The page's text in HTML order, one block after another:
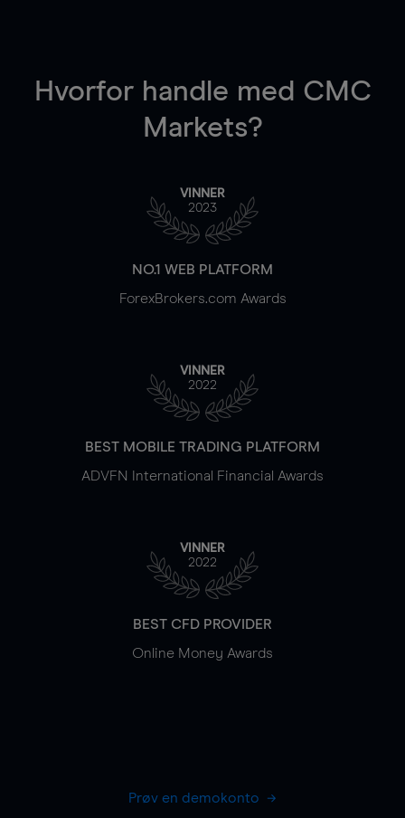
Hvorfor handle med CMC
Markets?
VINNER
2023
NO.1 WEB PLATFORM
ForexBrokers.com Awards
VINNER
2022
BEST MOBILE TRADING PLATFORM
ADVFN International Financial Awards
VINNER
2022
BEST CFD PROVIDER
Online Money Awards
Prøv en demokonto